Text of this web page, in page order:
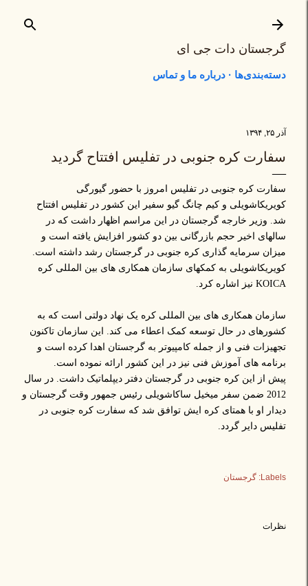
گرجستان دات جی ای
دسته‌بندی‌ها درباره ما و تماس
آذر ۲۵, ۱۳۹۴
سفارت کره جنوبی در تفلیس افتتاح گردید
سفارت کره جنوبی در تفلیس امروز با حضور گیورگی
کویریکاشویلی و کیم چانگ گیو سفیر این کشور در تفلیس افتتاح
شد. وزیر خارجه گرجستان در این مراسم اظهار داشت که در
سالهای اخیر حجم بازرگانی بین دو کشور افزایش یافته است و
میزان سرمایه گذاری کره جنوبی در گرجستان رشد داشته است.
کویریکاشویلی به کمکهای سازمان همکاری های بین المللی کره
KOICA نیز اشاره کرد.
سازمان همکاری های بین المللی کره یک نهاد دولتی است که به
کشورهای در حال توسعه کمک اعطاء می کند. این سازمان تاکنون
تجهیزات فنی و از جمله کامپیوتر به گرجستان اهدا کرده است و
برنامه های آموزش فنی نیز در این کشور ارائه نموده است.
پیش از این کره جنوبی در گرجستان دفتر دیپلماتیک داشت. در سال
2012 ضمن سفر میخیل ساکاشویلی رئیس جمهور وقت گرجستان و
دیدار او با همتای کره ایش توافق شد که سفارت کره جنوبی در
تفلیس دایر گردد.
Labels: گرجستان
نظرات